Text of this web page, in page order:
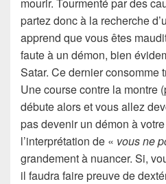
partez donc à la recherche
apprend que vous êtes
faute à un démon, bien
Satar. Ce dernier consomme
Une course contre la montre
débute alors et vous allez
pas devenir un démon à
l’interprétation de « vous ne
grandement à nuancer. Si,
il faudra faire preuve de